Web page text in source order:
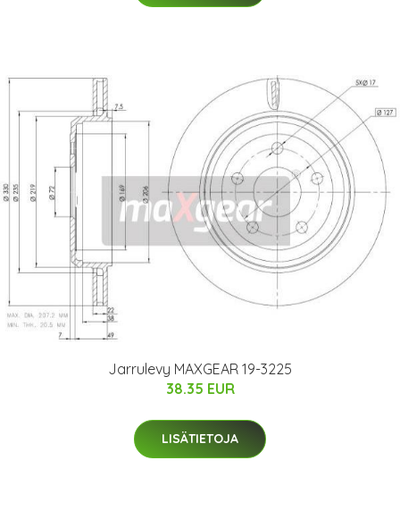
Jarrulevy MAXGEAR 19-3225
38.35 EUR
LISÄTIETOJA